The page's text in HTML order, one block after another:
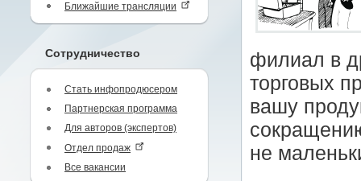
Ближайшие трансляции
Сотрудничество
Стать инфопродюсером
Партнерская программа
Для авторов (экспертов)
Отдел продаж
Все вакансии
филиал в
торговых
вашу
не